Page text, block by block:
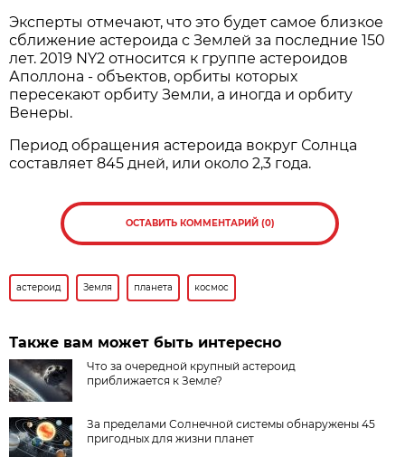
Эксперты отмечают, что это будет самое близкое
сближение астероида с Землей за последние 150
лет. 2019 NY2 относится к группе астероидов
Аполлона - объектов, орбиты которых
пересекают орбиту Земли, а иногда и орбиту
Венеры.
Период обращения астероида вокруг Солнца
составляет 845 дней, или около 2,3 года.
ОСТАВИТЬ КОММЕНТАРИЙ (0)
астероид Земля планета космос
Также вам может быть интересно
Что за очередной крупный астероид
приближается к Земле?
За пределами Солнечной системы обнаружены 45
пригодных для жизни планет